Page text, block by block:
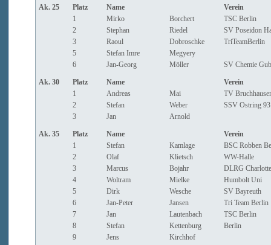
Ak. 25 Platz Name
Verein
1
Mirko Borchert
TSC Berlin
2
Stephan Riedel
SV Poseidon
3
Raoul Dobroschke
TriTeamBerlin
5
Stefan Imre
Megyery
6
Jan-Georg Möller SV Chemie
Ak. 30 Platz Name
Verein
1
Andreas Mai
TV
2
Stefan Weber
SSV Ostring 93
3
Jan Arnold
Ak. 35 Platz Name
Verein
1
Stefan Kamlage
BSC Robben
2
Olaf Klietsch
WW-Halle
3
Marcus Bojahr
DLRG
4
Woltram Mielke
Humbolt Uni
5
Dirk Wesche
SV Bayreuth
6
Jan-Peter Jansen
Tri Team Berlin
7
Jan Lautenbach
TSC Berlin
8
Stefan Kettenburg
Berlin
9
Jens Kirchhof